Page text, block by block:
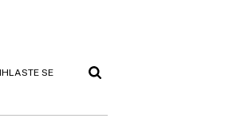
SE